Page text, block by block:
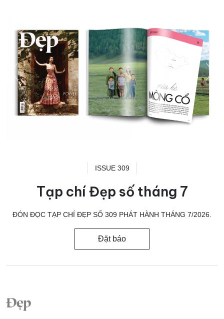
ISSUE 309
Tạp chí Đẹp số tháng 7
ĐÓN ĐỌC TẠP CHÍ ĐẸP SỐ 309 PHÁT HÀNH THÁNG 7/2026.
Đặt báo